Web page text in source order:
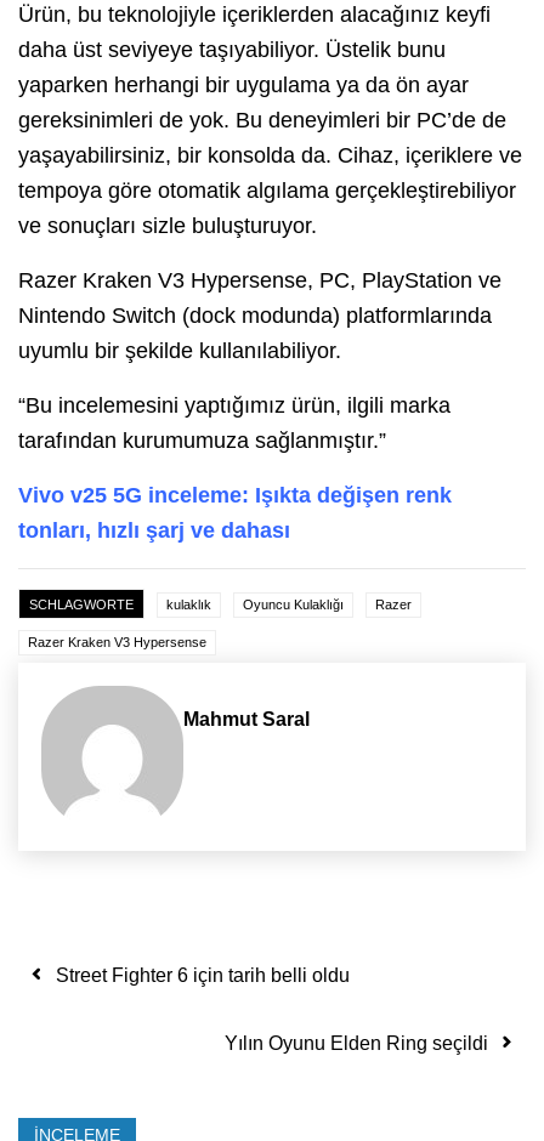
Ürün, bu teknolojiyle içeriklerden alacağınız keyfi
daha üst seviyeye taşıyabiliyor. Üstelik bunu
yaparken herhangi bir uygulama ya da ön ayar
gereksinimleri de yok. Bu deneyimleri bir PC’de de
yaşayabilirsiniz, bir konsolda da. Cihaz, içeriklere ve
tempoya göre otomatik algılama gerçekleştirebiliyor
ve sonuçları sizle buluşturuyor.
Razer Kraken V3 Hypersense, PC, PlayStation ve
Nintendo Switch (dock modunda) platformlarında
uyumlu bir şekilde kullanılabiliyor.
“Bu incelemesini yaptığımız ürün, ilgili marka
tarafından kurumumuza sağlanmıştır.”
Vivo v25 5G inceleme: Işıkta değişen renk
tonları, hızlı şarj ve dahası
SCHLAGWORTE kulaklık Oyuncu Kulaklığı Razer
Razer Kraken V3 Hypersense
Mahmut Saral
Yazı dolaşımı
Street Fighter 6 için tarih belli oldu
Yılın Oyunu Elden Ring seçildi
İNCELEME